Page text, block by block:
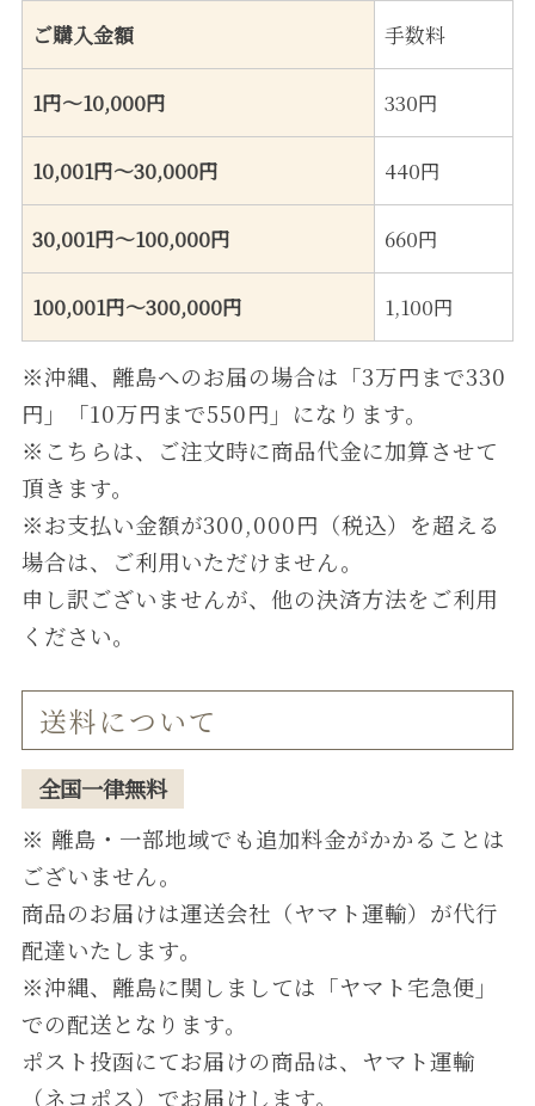
ご購入金額 手数料
1円～10,000円 330円
10,001円～30,000円 440円
30,001円～100,000円 660円
100,001円～300,000円 1,100円
※沖縄、離島へのお届の場合は「3万円まで330
円」「10万円まで550円」になります。
※こちらは、ご注⽂時に商品代⾦に加算させて
頂きます。
※お⽀払い⾦額が300,000円（税込）を超える
場合は、ご利⽤いただけません。
申し訳ございませんが、他の決済⽅法をご利⽤
ください。
送料について
全国⼀律無料
※ 離島・⼀部地域でも追加料⾦がかかることは
ございません。
商品のお届けは運送会社（ヤマト運輸）が代⾏
配達いたします。
※沖縄、離島に関しましては「ヤマト宅急便」
での配送となります。
ポスト投函にてお届けの商品は、ヤマト運輸
（ネコポス）でお届けします。